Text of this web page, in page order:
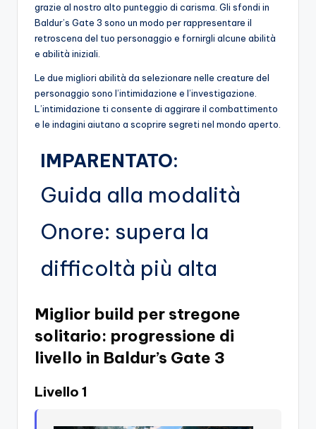
grazie al nostro alto punteggio di carisma. Gli sfondi in
Baldur’s Gate 3 sono un modo per rappresentare il
retroscena del tuo personaggio e fornirgli alcune abilità
e abilità iniziali.
Le due migliori abilità da selezionare nelle creature del
personaggio sono l’intimidazione e l’investigazione.
L’intimidazione ti consente di aggirare il combattimento
e le indagini aiutano a scoprire segreti nel mondo aperto.
IMPARENTATO:
Guida alla modalità
Onore: supera la
difficoltà più alta
Miglior build per stregone
solitario: progressione di
livello in Baldur’s Gate 3
Livello 1